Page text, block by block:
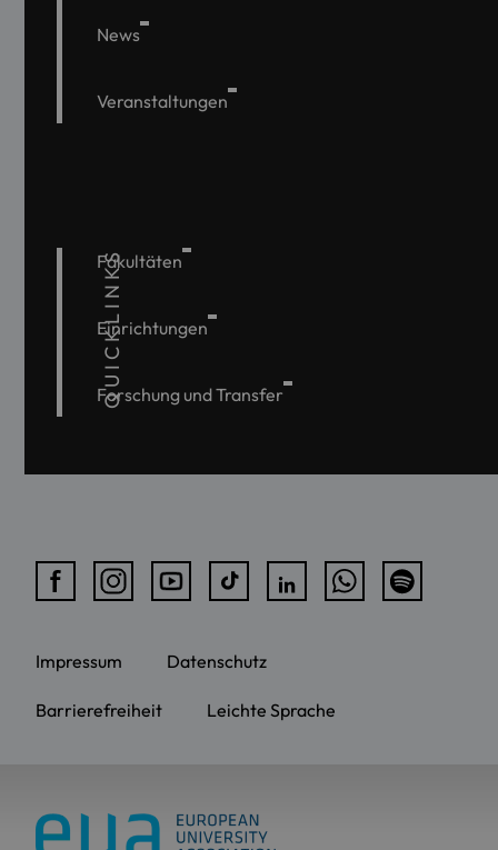
News
Veranstaltungen
QUICKLINKS
Fakultäten
Einrichtungen
Forschung und Transfer
Impressum Datenschutz
Barrierefreiheit Leichte Sprache